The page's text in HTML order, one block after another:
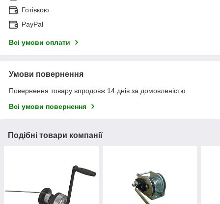
Готівкою
PayPal
Всі умови оплати
Умови повернення
Повернення товару впродовж 14 днів за домовленістю
Всі умови повернення
Подібні товари компанії